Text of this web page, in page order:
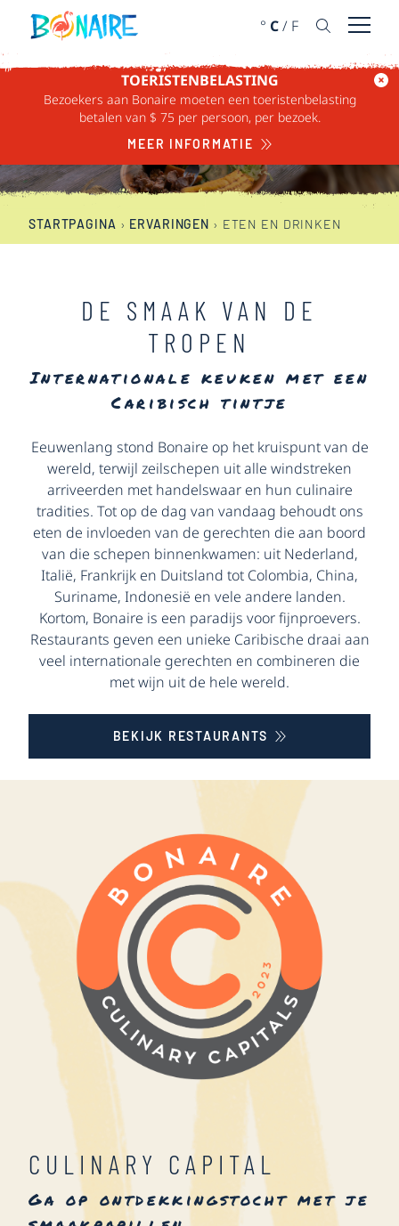
DOORGAAN NAAR ARTIKEL
° C/ F Menu
TOERISTENBELASTING
Bezoekers aan Bonaire moeten een toeristenbelasting
betalen van $ 75 per persoon, per bezoek.
MEER INFORMATIE
ETEN EN DRINKEN
STARTPAGINA › ERVARINGEN › ETEN EN DRINKEN
DE SMAAK VAN DE
TROPEN
Internationale keuken met een
Caribisch tintje
Eeuwenlang stond Bonaire op het kruispunt van de
wereld, terwijl zeilschepen uit alle windstreken
arriveerden met handelswaar en hun culinaire
tradities. Tot op de dag van vandaag behoudt ons
eten de invloeden van de gerechten die aan boord
van die schepen binnenkwamen: uit Nederland,
Italië, Frankrijk en Duitsland tot Colombia, China,
Suriname, Indonesië en vele andere landen.
Kortom, Bonaire is een paradijs voor fijnproevers.
Restaurants geven een unieke Caribische draai aan
veel internationale gerechten en combineren die
met wijn uit de hele wereld.
BEKIJK RESTAURANTS
CULINARY CAPITAL
Ga op ontdekkingstocht met je